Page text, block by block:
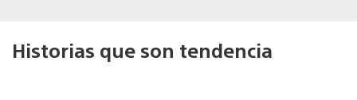
Historias que son tendencia